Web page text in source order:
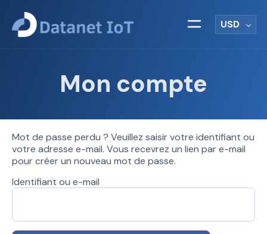
USD
Mon compte
Mot de passe perdu ? Veuillez saisir votre identifiant ou
votre adresse e-mail. Vous recevrez un lien par e-mail
pour créer un nouveau mot de passe.
Identifiant ou e-mail